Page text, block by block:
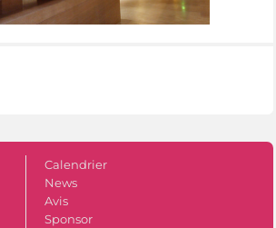
Calendrier
News
Avis
Sponsor